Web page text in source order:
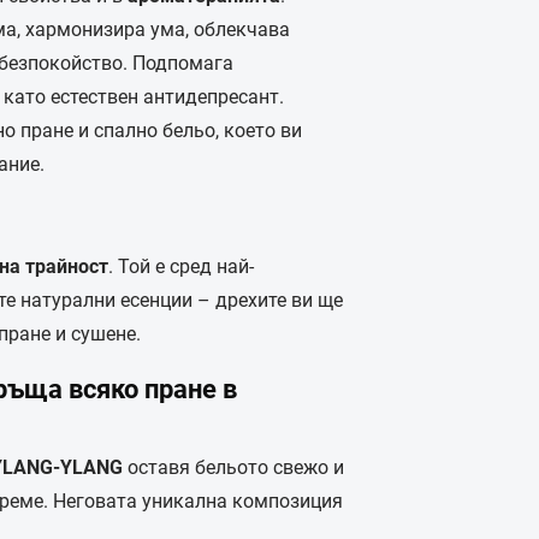
хармонизира ума, облекчава
Подпомага
естествен антидепресант.
пране и спално бельо, което ви
трайност. Той е сред най-
натурални есенции – дрехите ви ще
и сушене.
всяко пране в
YLANG оставя бельото свежо и
Неговата уникална композиция